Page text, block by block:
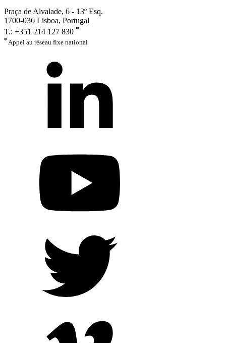
Praça de Alvalade, 6 - 13º Esq.
1700-036 Lisboa, Portugal
T.: +351 214 127 830 *
* Appel au réseau fixe national